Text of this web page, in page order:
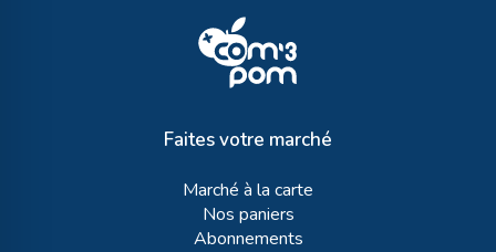
Faites votre marché
Marché à la carte
Nos paniers
Abonnements